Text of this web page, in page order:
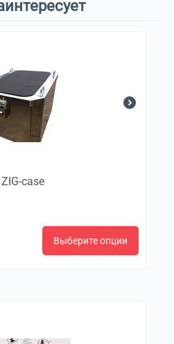
case
Выберите опции